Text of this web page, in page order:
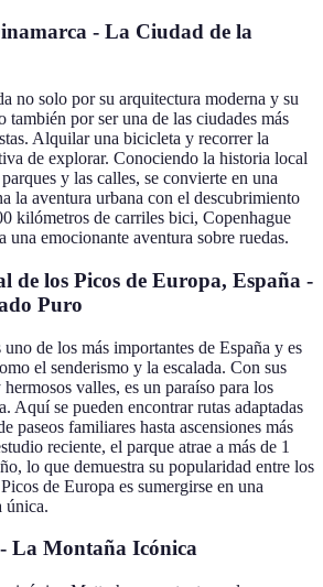
- La Ciudad de la
no solo por su arquitectura moderna y su
por ser una de las ciudades más
Alquilar una bicicleta y recorrer la
de explorar. Conociendo la historia local
y las calles, se convierte en una
la aventura urbana con el descubrimiento
kilómetros de carriles bici, Copenhague
una emocionante aventura sobre ruedas.
de los Picos de Europa, España -
Puro
de los más importantes de España y es
el senderismo y la escalada. Con sus
valles, es un paraíso para los
Aquí se pueden encontrar rutas adaptadas
paseos familiares hasta ascensiones más
reciente, el parque atrae a más de 1
lo que demuestra su popularidad entre los
de Europa es sumergirse en una
única.
La Montaña Icónica